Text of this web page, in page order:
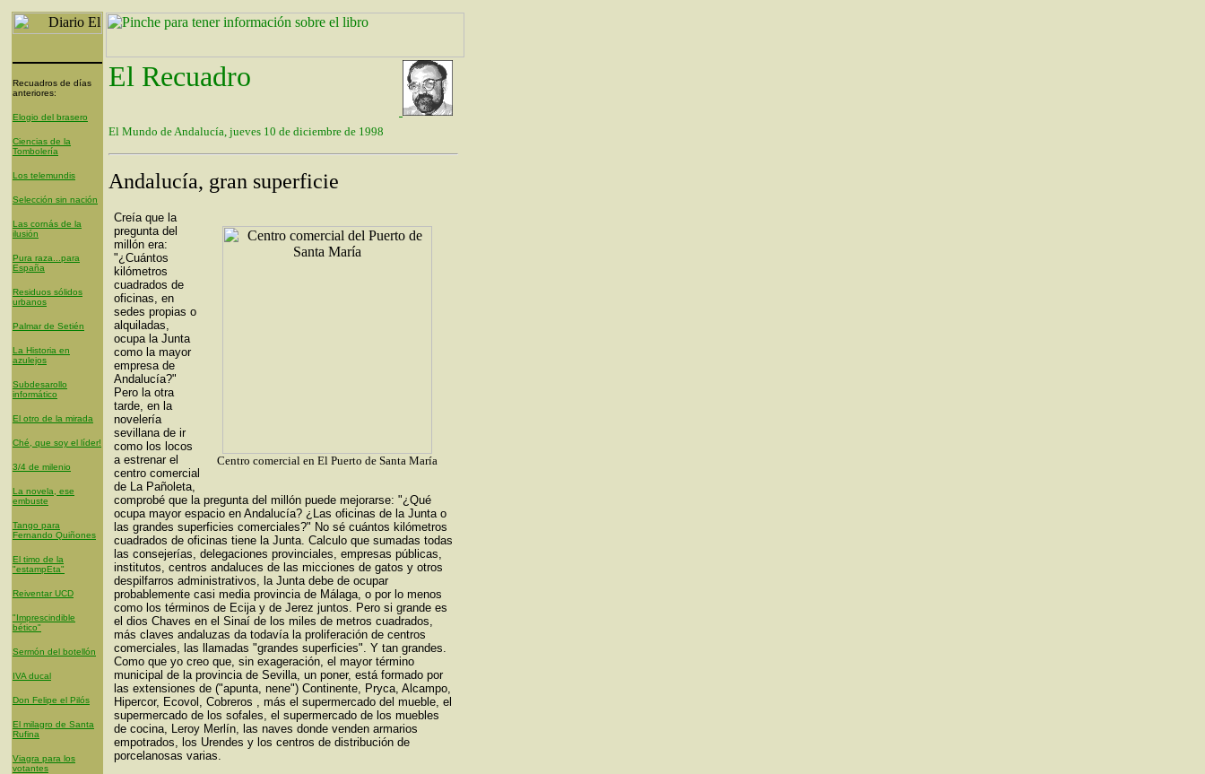
Recuadros de días
anteriores:
Elogio del brasero
Ciencias de la
Tombolería
Los telemundis
Selección sin nación
Las cornás de la
ilusión
Pura raza...para
España
Residuos sólidos
urbanos
Palmar de Setién
La Historia en
azulejos
Subdesarollo
informático
El otro de la mirada
Ché, que soy el líder!
3/4 de milenio
La novela, ese
embuste
Tango para
Fernando Quiñones
El timo de la
"estampEta"
Reiventar UCD
"Imprescindible
bético"
Sermón del botellón
IVA ducal
Don Felipe el Pilós
El milagro de Santa
Rufina
Viagra para los
votantes
El Recuadro
El Mundo de Andalucía, jueves 10 de diciembre de 1998
Andalucía, gran superficie
Centro comercial en El Puerto de Santa María
Creía que la
pregunta del
millón era:
"¿Cuántos
kilómetros
cuadrados de
oficinas, en
sedes propias o
alquiladas,
ocupa la Junta
como la mayor
empresa de
Andalucía?"
Pero la otra
tarde, en la
novelería
sevillana de ir
como los locos
a estrenar el
centro comercial
de La Pañoleta,
comprobé que la pregunta del millón puede mejorarse: "¿Qué
ocupa mayor espacio en Andalucía? ¿Las oficinas de la Junta o
las grandes superficies comerciales?" No sé cuántos kilómetros
cuadrados de oficinas tiene la Junta. Calculo que sumadas todas
las consejerías, delegaciones provinciales, empresas públicas,
institutos, centros andaluces de las micciones de gatos y otros
despilfarros administrativos, la Junta debe de ocupar
probablemente casi media provincia de Málaga, o por lo menos
como los términos de Ecija y de Jerez juntos. Pero si grande es
el dios Chaves en el Sinaí de los miles de metros cuadrados,
más claves andaluzas da todavía la proliferación de centros
comerciales, las llamadas "grandes superficies". Y tan grandes.
Como que yo creo que, sin exageración, el mayor término
municipal de la provincia de Sevilla, un poner, está formado por
las extensiones de ("apunta, nene") Continente, Pryca, Alcampo,
Hipercor, Ecovol, Cobreros , más el supermercado del mueble, el
supermercado de los sofales, el supermercado de los muebles
de cocina, Leroy Merlín, las naves donde venden armarios
empotrados, los Urendes y los centros de distribución de
porcelanosas varias.